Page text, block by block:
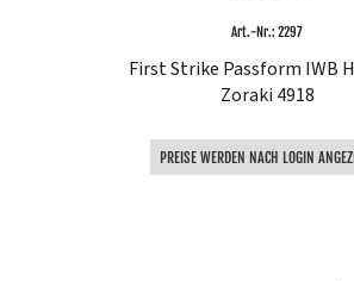
Art.-Nr.: 2297
First Strike Passform IWB
Zoraki 4918
PREISE WERDEN NACH LOGIN